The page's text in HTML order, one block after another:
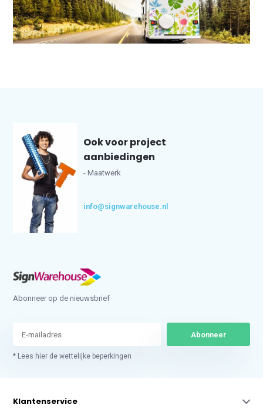
Ook voor project
aanbiedingen
- Maatwerk
info@signwarehouse.nl
Abonneer op de nieuwsbrief
Abonneer
* Lees hier de wettelijke beperkingen
Klantenservice